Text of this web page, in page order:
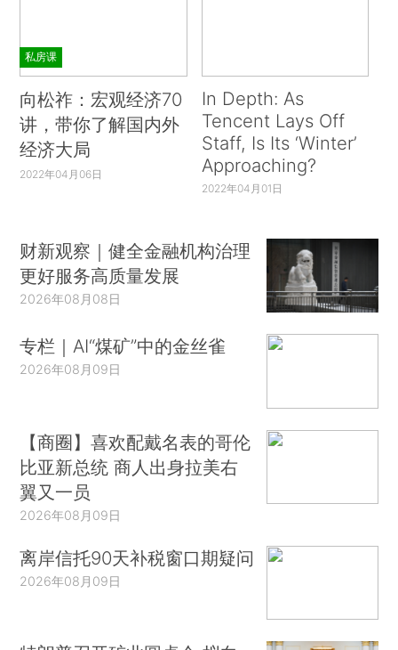
私房课
向松祚：宏观经济70
讲，带你了解国内外
经济大局
2022年04月06日
In Depth: As
Tencent Lays Off
Staff, Is Its ‘Winter’
Approaching?
2022年04月01日
财新观察｜健全金融机构治理
更好服务高质量发展
2026年08月08日
专栏｜AI“煤矿”中的金丝雀
2026年08月09日
【商圈】喜欢配戴名表的哥伦
比亚新总统 商人出身拉美右
翼又一员
2026年08月09日
离岸信托90天补税窗口期疑问
2026年08月09日